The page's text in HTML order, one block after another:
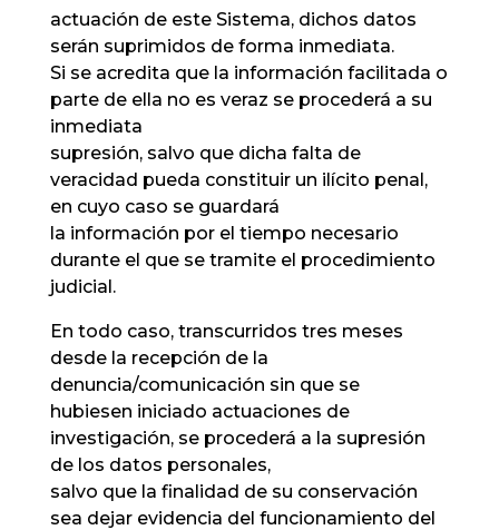
actuación de este Sistema, dichos datos
serán suprimidos de forma inmediata.
Si se acredita que la información facilitada o
parte de ella no es veraz se procederá a su
inmediata
supresión, salvo que dicha falta de
veracidad pueda constituir un ilícito penal,
en cuyo caso se guardará
la información por el tiempo necesario
durante el que se tramite el procedimiento
judicial.
En todo caso, transcurridos tres meses
desde la recepción de la
denuncia/comunicación sin que se
hubiesen iniciado actuaciones de
investigación, se procederá a la supresión
de los datos personales,
salvo que la finalidad de su conservación
sea dejar evidencia del funcionamiento del